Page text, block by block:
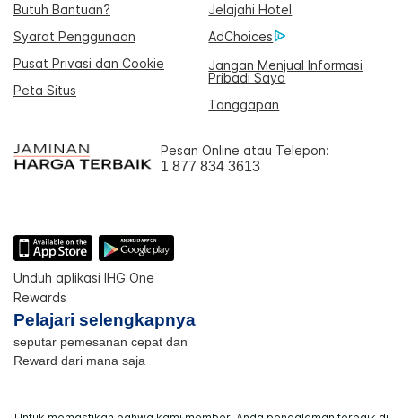
Butuh Bantuan?
Jelajahi Hotel
Syarat Penggunaan
AdChoices
Pusat Privasi dan Cookie
Jangan Menjual Informasi
Pribadi Saya
Peta Situs
Tanggapan
Pesan Online atau Telepon:
1 877 834 3613
Unduh aplikasi IHG One
Rewards
Pelajari selengkapnya
seputar pemesanan cepat dan
Reward dari mana saja